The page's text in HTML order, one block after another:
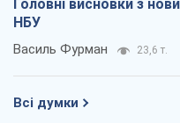
Головні висновки з
НБУ
Василь Фурман 23,6 т.
Всі думки